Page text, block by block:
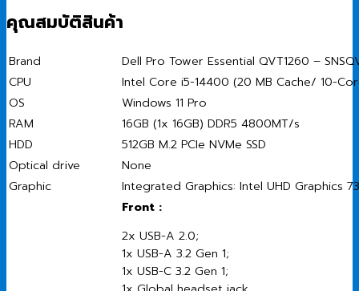
คุณสมบัติสินค้า
Brand
Dell Pro Tower Essential QVT1260 –
CPU
Intel Core i5-14400 (20 MB Cache/ 10-
OS
Windows 11 Pro
RAM
16GB (1x 16GB) DDR5 4800MT/s
HDD
512GB M.2 PCIe NVMe SSD
Optical drive
None
Graphic
Integrated Graphics: Intel UHD Graphics
Front :
2x USB-A 2.0;
1x USB-A 3.2 Gen 1;
1x USB-C 3.2 Gen 1;